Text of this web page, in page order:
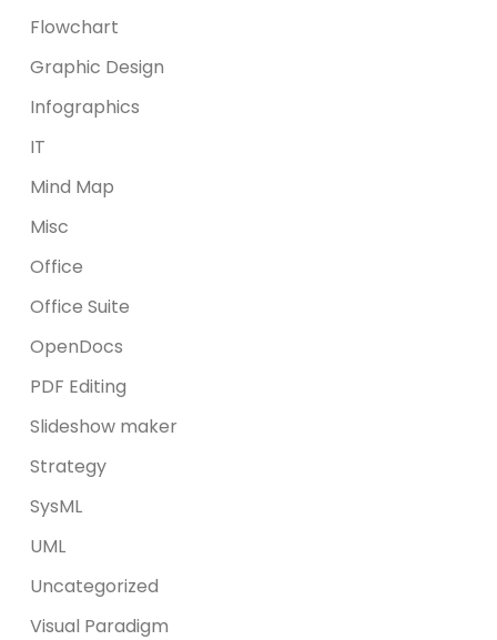
Flowchart
Graphic Design
Infographics
IT
Mind Map
Misc
Office
Office Suite
OpenDocs
PDF Editing
Slideshow maker
Strategy
SysML
UML
Uncategorized
Visual Paradigm